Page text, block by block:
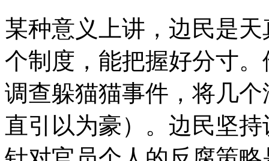
某种意义上讲，边民是
个制度，能把握好分寸
调查躲猫猫事件，将几
直引以为豪）。边民坚